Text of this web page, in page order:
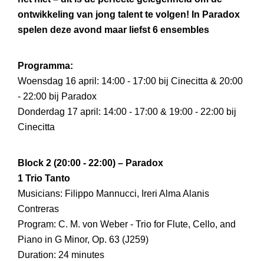
ontwikkeling van jong talent te volgen! In Paradox
spelen deze avond maar liefst 6 ensembles
Programma:
Woensdag 16 april: 14:00 - 17:00 bij Cinecitta & 20:00
- 22:00 bij Paradox
Donderdag 17 april: 14:00 - 17:00 & 19:00 - 22:00 bij
Cinecitta
Block 2 (20:00 - 22:00) – Paradox
1 Trio Tanto
Musicians: Filippo Mannucci, Ireri Alma Alanis
Contreras
Program: C. M. von Weber - Trio for Flute, Cello, and
Piano in G Minor, Op. 63 (J259)
Duration: 24 minutes